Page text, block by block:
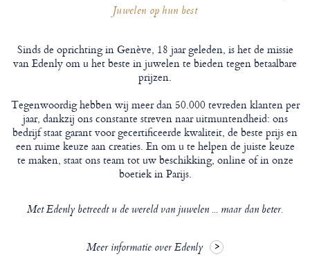
Juwelen op hun best
Sinds de oprichting in Genève, 18 jaar geleden, is het de missie
van Edenly om u het beste in juwelen te bieden tegen betaalbare
prijzen.
Tegenwoordig hebben wij meer dan 50.000 tevreden klanten per
jaar, dankzij ons constante streven naar uitmuntendheid: ons
bedrijf staat garant voor gecertificeerde kwaliteit, de beste prijs en
een ruime keuze aan creaties. En om u te helpen de juiste keuze
te maken, staat ons team tot uw beschikking, online of in onze
boetiek in Parijs.
Met Edenly betreedt u de wereld van juwelen ... maar dan beter.
Meer informatie over Edenly